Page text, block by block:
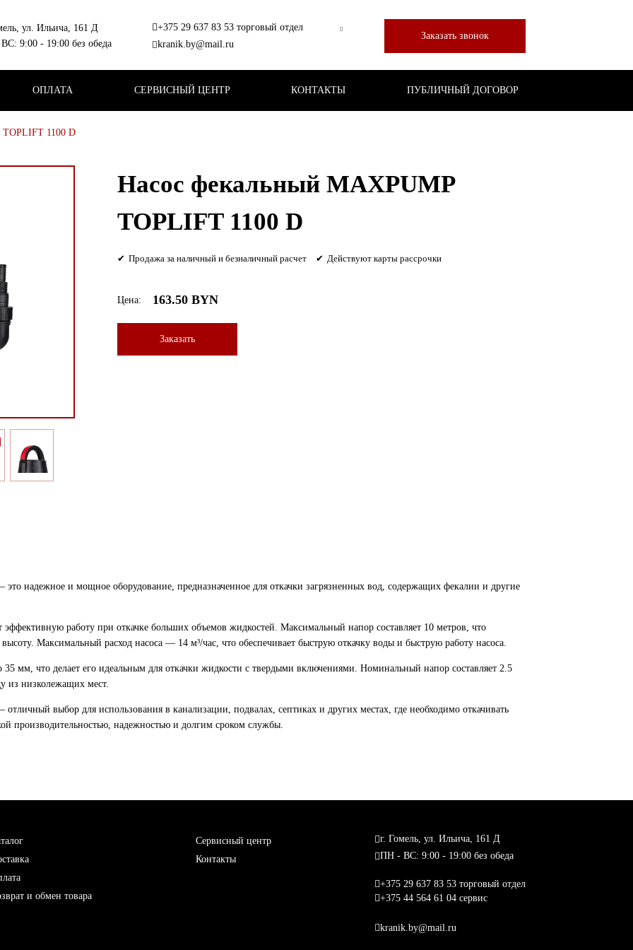
ул. Ильича, 161 Д
9:00 - 19:00 без обеда
+375 29 637 83 53 торговый отдел
+375 44 564 61 04 сервис
kranik.by@mail.ru
Заказать звонок
ОПЛАТА СЕРВИСНЫЙ ЦЕНТР КОНТАКТЫ ПУБЛИЧНЫЙ ДОГОВОР
TOPLIFT 1100 D
Насос фекальный MAXPUMP
TOPLIFT 1100 D
Продажа за наличный и безналичный расчет Действуют карты рассрочки
Цена: 163.50 BYN
Заказать
надежное и мощное оборудование, предназначенное для откачки загрязненных вод, содержащих фекалии и другие
эффективную работу при откачке больших объемов жидкостей. Максимальный напор составляет 10 метров, что
Максимальный расход насоса — 14 м³/час, что обеспечивает быструю откачку воды и быструю работу насоса.
35 мм, что делает его идеальным для откачки жидкости с твердыми включениями. Номинальный напор составляет 2.5
из низколежащих мест.
выбор для использования в канализации, подвалах, септиках и других местах, где необходимо откачивать
производительностью, надежностью и долгим сроком службы.
и обмен товара
Сервисный центр
Контакты
г. Гомель, ул. Ильича, 161 Д
ПН - ВС: 9:00 - 19:00 без обеда
+375 29 637 83 53 торговый отдел
+375 44 564 61 04 сервис
kranik.by@mail.ru